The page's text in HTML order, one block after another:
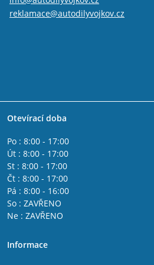
reklamace@autodilyvojkov.cz
Otevírací doba
Po : 8:00 - 17:00
Út : 8:00 - 17:00
St : 8:00 - 17:00
Čt : 8:00 - 17:00
Pá : 8:00 - 16:00
So : ZAVŘENO
Ne : ZAVŘENO
Informace